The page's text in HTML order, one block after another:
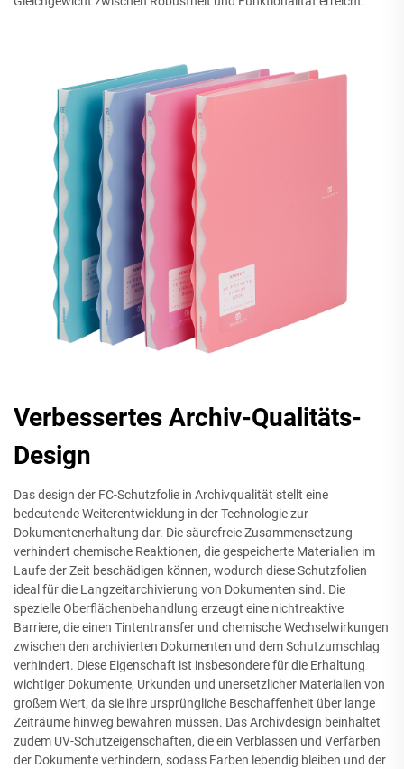
Verbessertes Archiv-Qualitäts-
Design
Das design der FC-Schutzfolie in Archivqualität stellt eine
bedeutende Weiterentwicklung in der Technologie zur
Dokumentenerhaltung dar. Die säurefreie Zusammensetzung
verhindert chemische Reaktionen, die gespeicherte Materialien im
Laufe der Zeit beschädigen können, wodurch diese Schutzfolien
ideal für die Langzeitarchivierung von Dokumenten sind. Die
spezielle Oberflächenbehandlung erzeugt eine nichtreaktive
Barriere, die einen Tintentransfer und chemische Wechselwirkungen
zwischen den archivierten Dokumenten und dem Schutzumschlag
verhindert. Diese Eigenschaft ist insbesondere für die Erhaltung
wichtiger Dokumente, Urkunden und unersetzlicher Materialien von
großem Wert, da sie ihre ursprüngliche Beschaffenheit über lange
Zeiträume hinweg bewahren müssen. Das Archivdesign beinhaltet
zudem UV-Schutzeigenschaften, die ein Verblassen und Verfärben
der Dokumente verhindern, sodass Farben lebendig bleiben und der